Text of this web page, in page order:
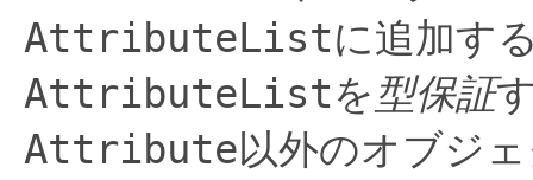
AttributeListに追加す
AttributeListを 型保証
Attribute以外のオブジ